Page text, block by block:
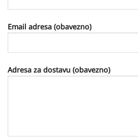
Email adresa (obavezno)
Adresa za dostavu (obavezno)